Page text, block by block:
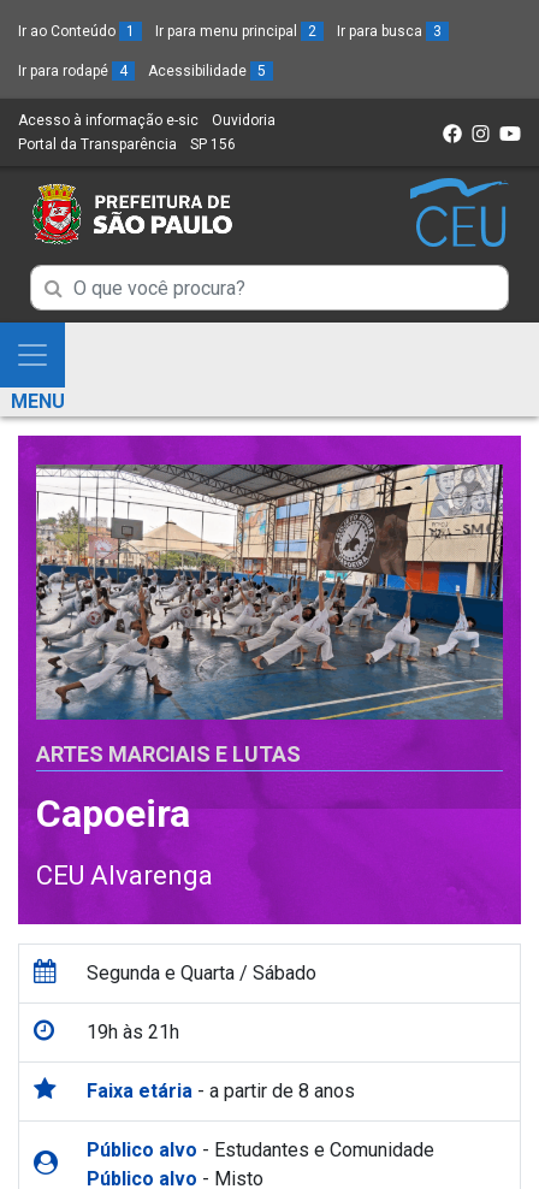
Ir ao Conteúdo 1 Ir para menu principal 2 Ir para busca 3
Ir para rodapé 4 Acessibilidade 5
Acesso à informação e-sic (Link
para
novo
sítio)
Ouvidoria
Portal da Transparência (Link
um
novo
SP 156
Campo
de
Busca
de
informações
Campo
de
de
informações
Mostra
e
Esconde
Menu
MENU
ARTES MARCIAIS E LUTAS
Capoeira
CEU Alvarenga
Segunda e Quarta / Sábado
19h às 21h
Faixa etária - a partir de 8 anos
Público alvo - Estudantes e Comunidade
Público alvo - Misto